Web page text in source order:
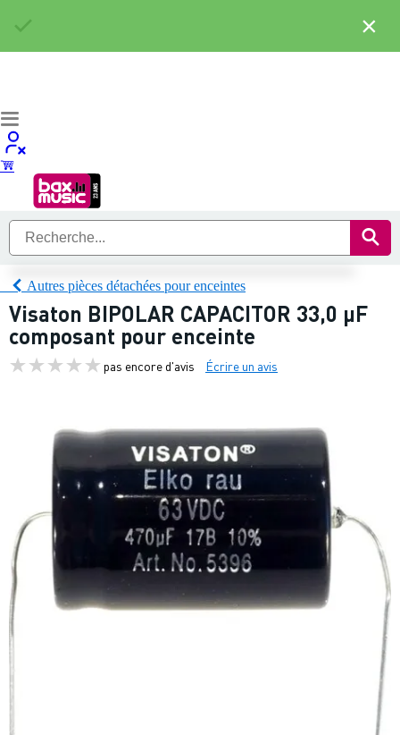
Autres pièces détachées pour enceintes
Visaton BIPOLAR CAPACITOR 33,0 µF
composant pour enceinte
pas encore d'avis Écrire un avis
×